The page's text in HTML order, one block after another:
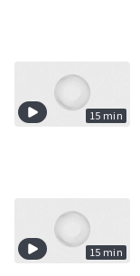
15 min
15 min